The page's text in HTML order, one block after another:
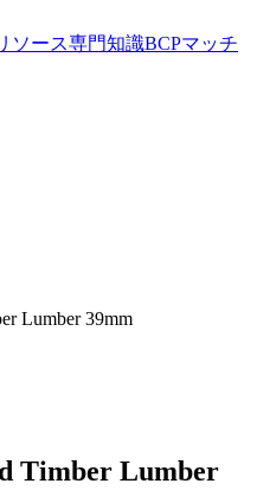
ソース専門知識BCPマッチ
Lumber 39mm
Timber Lumber